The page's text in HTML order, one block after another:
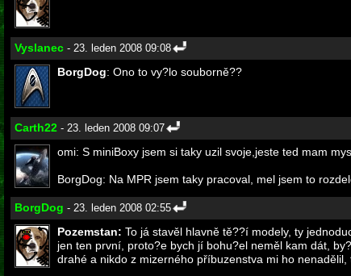
Vyslanec - 23. leden 2008 09:08
BorgDog: Ono to vy?lo souborně??
Carth22 - 23. leden 2008 09:07
omi: S miniBoxy jsem si taky uzil svoje,jeste ted mam
BorgDog: Na MPR jsem taky pracoval, mel jsem to
BorgDog - 23. leden 2008 02:55
Pozemstan: To já stavěl hlavně tě??í modely, ty
jen ten první, proto?e bych jí bohu?el neměl kam dát,
drahé a nikdo z mizerného příbuzenstva mi ho nenadělil,